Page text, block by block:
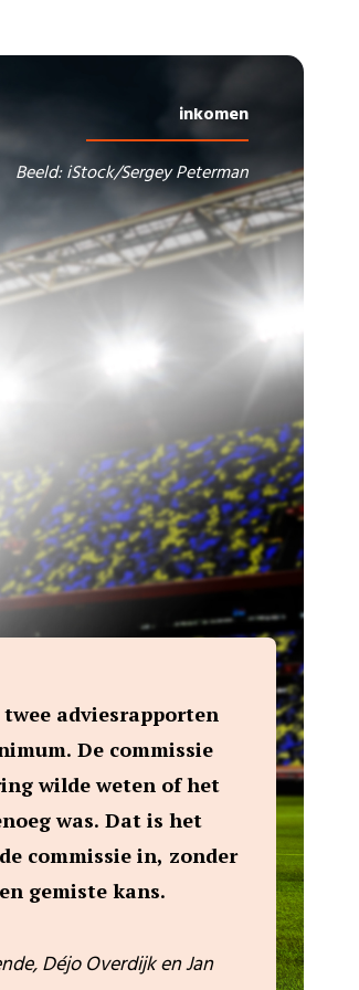
inkomen
Beeld: iStock/Sergey Peterman
adviesrapporten
De commissie
wilde weten of het
was. Dat is het
commissie in, zonder
gemiste kans.
Déjo Overdijk en Jan